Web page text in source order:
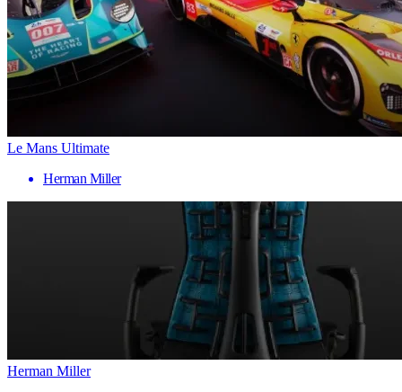
Le Mans Ultimate
Herman Miller
Herman Miller